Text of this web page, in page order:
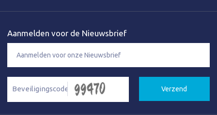
Aanmelden voor de Nieuwsbrief
Verzend